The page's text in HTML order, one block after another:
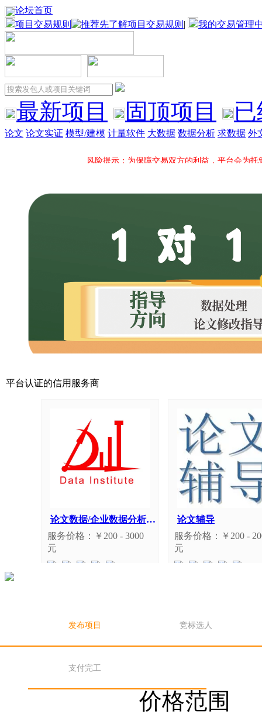
论坛首页
项目交易规则
| 我的交易管理
最新项目 固顶项目
论文 论文实证 模型/建模 计量软件 大数据 数据分析 求数据 外
风险提示：为保障交易双方的利益，平台会为
项目固顶：固顶将大大增加您所发布项目的应征机率并在固顶
一对一服务：平台项目专员全程一对一跟进您的项目，
超低服务费：接包方提现时，平台方只收取5%服
缴纳保证金可提高中标机会，但如果是承
平台认证的信用服务商
论文数据/企业数据分析业务服务
服务价格：￥200 - 3000
元
论文辅导
服务价格：￥200 -
元
数据分析与讲解（实证研究）
网页端数据爬取
发布项目 竞标选人
支付完工
价格范围